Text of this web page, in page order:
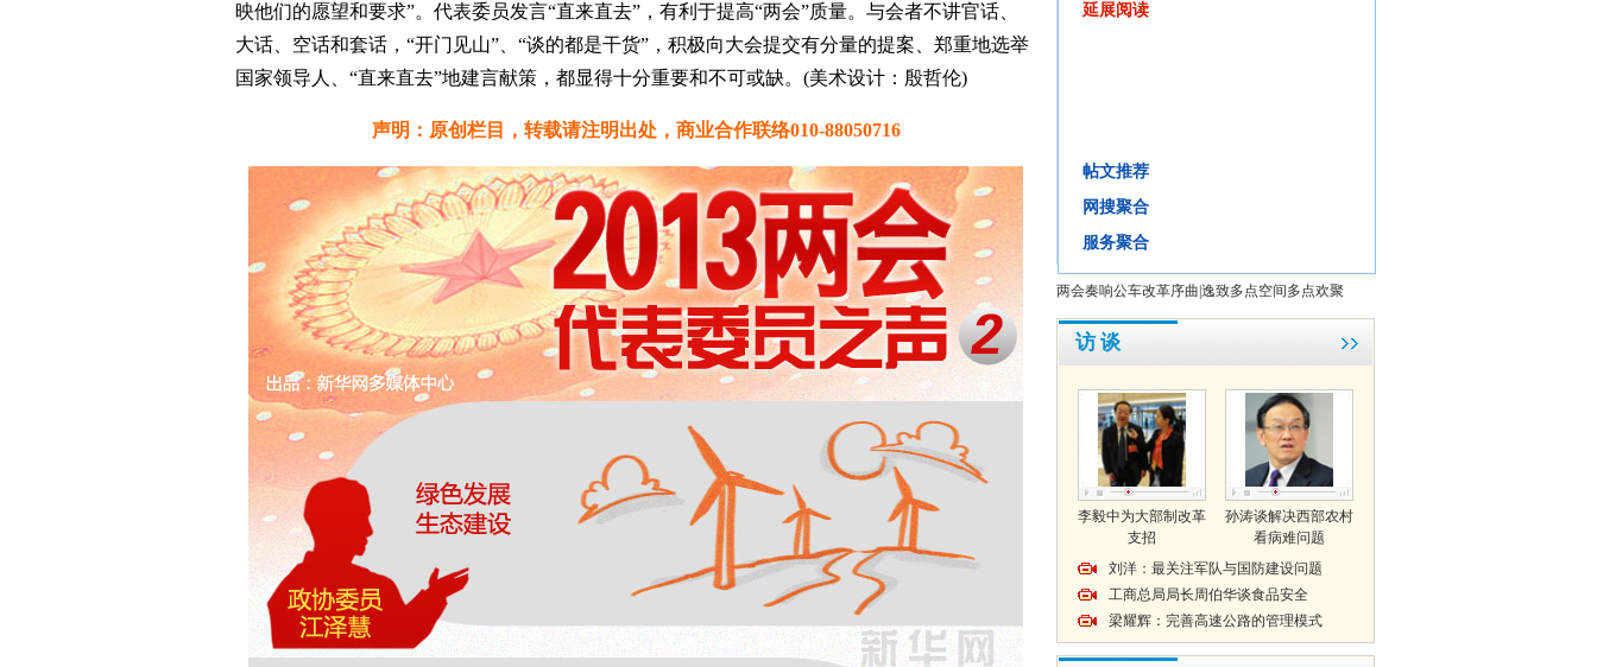
延展阅读
帖文推荐
网搜聚合
服务聚合
映他们的愿望和要求”。代表委员发言“直来直去”，有利于提高“两会”质量。与会者不讲官话、
大话、空话和套话，“开门见山”、“谈的都是干货”，积极向大会提交有分量的提案、郑重地选举
国家领导人、“直来直去”地建言献策，都显得十分重要和不可或缺。(美术设计：殷哲伦)
声明：原创栏目，转载请注明出处，商业合作联络010-88050716
解读政府工作报告:一份厚重的民生语录
2013年预算草案提请审查 民生投入给力
两会奏响公车改革序曲 逸致多点空间多点欢聚
访 谈
李毅中为大部制改革
支招
孙涛谈解决西部农村
看病难问题
刘洋：最关注军队与国防建设问题
工商总局局长周伯华谈食品安全
梁耀辉：完善高速公路的管理模式